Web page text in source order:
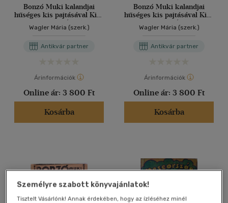
6 -10 év(25)
10 - 14 év (25)
Gyermek és ifjúsági
Nyelv szerint
Magyar(219)
Német(8)
Olasz(1)
Bonzó Muki kalandjai
hűséges kis pajtásával Kiss
Bodrival 13. (Filléres
mesekönyvek)
Wagler Mária (szerk.)
Antikvár partner
Árinformációk
Online ár: 3 800 Ft
Kosárba
Bonzó Muki kalandjai
hűséges kis pajtásával Kiss
Bodrival 10. (Filléres
mesekönyvek)
Wagler Mária (szerk.)
Antikvár partner
Árinformációk
Online ár: 3 800 Ft
Kosárba
Személyre szabott könyvajánlatok!
Tisztelt Vásárlónk! Annak érdekében, hogy az ízléséhez minél